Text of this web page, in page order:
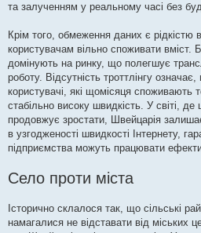
та залученням у реальному часі без
Крім того, обмеження даних є
користувачам вільно споживати вміст.
домінують на ринку, що полегшує
роботу. Відсутність троттлінгу
користувачі, які щомісяця споживають
стабільно високу швидкість. У світі,
продовжує зростати, Швейцарія
в узгодженості швидкості Інтернету,
підприємства можуть працювати
Село проти міста
Історично склалося так, що сільські
намагалися не відставати від міських